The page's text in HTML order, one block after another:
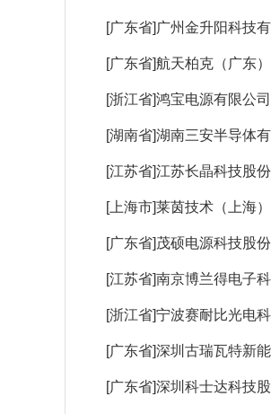
[广东省]广州金升阳科技
[广东省]航天柏克（广东
[浙江省]鸿宝电源有限公司
[湖南省]湖南三安半导体
[江苏省]江苏长晶科技股
[上海市]莱茵技术（上海
[广东省]茂硕电源科技股
[江苏省]南京博兰得电子
[浙江省]宁波赛耐比光电
[广东省]深圳古瑞瓦特新
[广东省]深圳科士达科技